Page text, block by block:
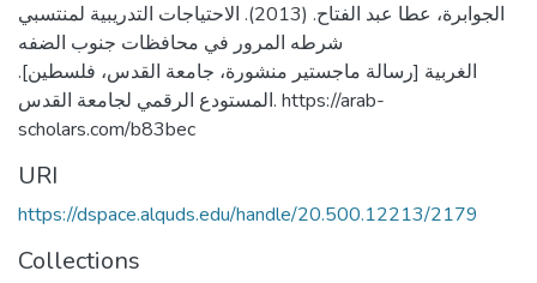
الجوابرة، عطا عبد الفتاح. (2013). الاحتياجات التدريبية لمنتسبي
شرطه المرور في محافظات جنوب الضفه
الغربية [رسالة ماجستير منشورة، جامعة القدس، فلسطين].
المستودع الرقمي لجامعة القدس. https://arab-
scholars.com/b83bec
URI
https://dspace.alquds.edu/handle/20.500.12213/2179
Collections